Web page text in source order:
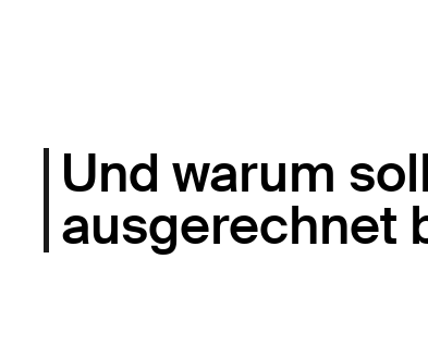
Und warum
ausgerechnet